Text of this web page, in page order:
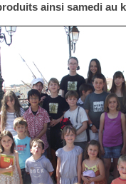
ainsi samedi au